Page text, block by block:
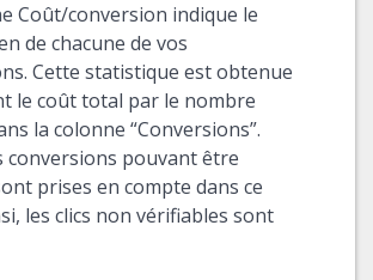
Coût/conversion indique le
de chacune de vos
Cette statistique est obtenue
le coût total par le nombre
la colonne “Conversions”.
conversions pouvant être
prises en compte dans ce
les clics non vérifiables sont